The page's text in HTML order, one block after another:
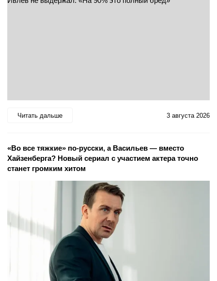
Читать дальше 3 августа 2026
«Во все тяжкие» по-русски, а Васильев — вместо
Хайзенберга? Новый сериал с участием актера точно
станет громким хитом